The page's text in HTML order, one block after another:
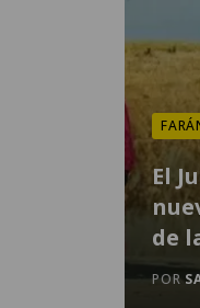
El
de
POR